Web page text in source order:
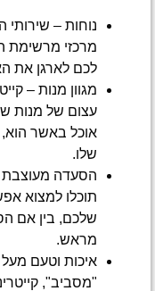
נוחות –
מרכזי מרשימת
לכם לארגן את
מגוון מנות –
עצום של מנות
אוכל באשר
שלו.
הסעדה מעוצבת
תוכלו למצוא
שלכם, בין אם
מראש.
איכות וטעם
"מסביב",